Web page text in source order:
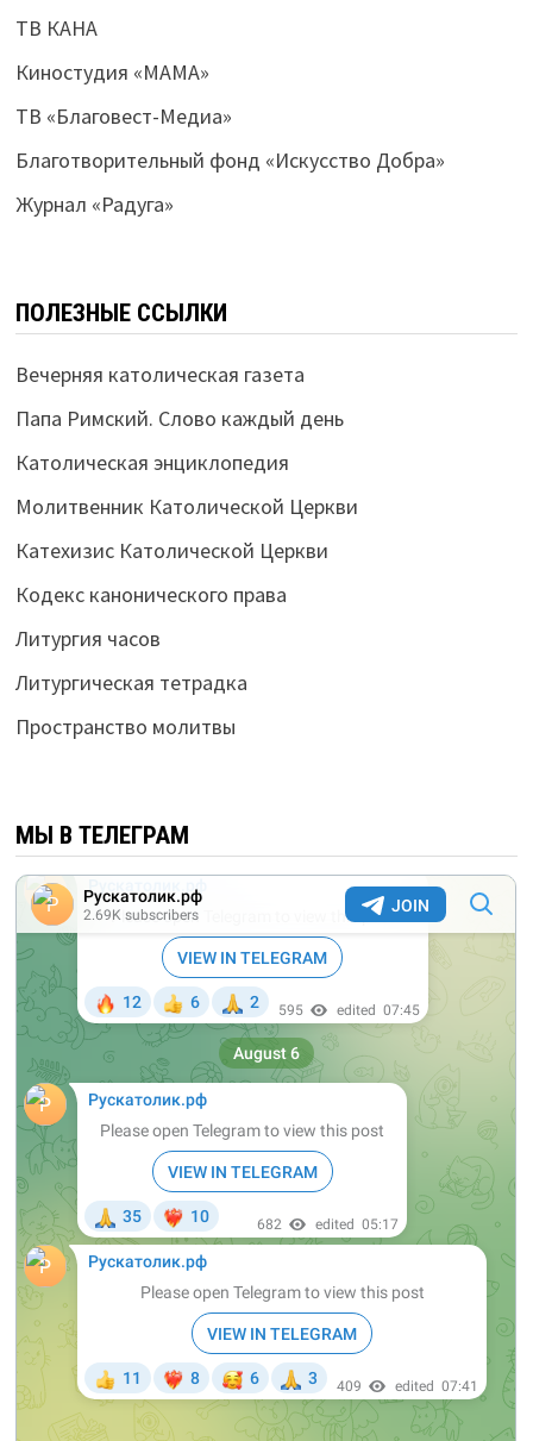
ТВ КАНА
Киностудия «МАМА»
ТВ «Благовест-Медиа»
Благотворительный фонд «Искусство Добра»
Журнал «Радуга»
ПОЛЕЗНЫЕ ССЫЛКИ
Вечерняя католическая газета
Папа Римский. Слово каждый день
Католическая энциклопедия
Молитвенник Католической Церкви
Катехизис Католической Церкви
Кодекс канонического права
Литургия часов
Литургическая тетрадка
Пространство молитвы
МЫ В ТЕЛЕГРАМ